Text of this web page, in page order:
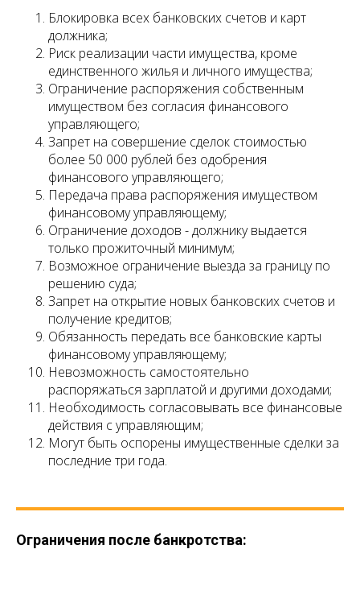
Блокировка всех банковских счетов и карт
должника;
Риск реализации части имущества, кроме
единственного жилья и личного имущества;
Ограничение распоряжения собственным
имуществом без согласия финансового
управляющего;
Запрет на совершение сделок стоимостью
более 50 000 рублей без одобрения
финансового управляющего;
Передача права распоряжения имуществом
финансовому управляющему;
Ограничение доходов - должнику выдается
только прожиточный минимум;
Возможное ограничение выезда за границу по
решению суда;
Запрет на открытие новых банковских счетов и
получение кредитов;
Обязанность передать все банковские карты
финансовому управляющему;
Невозможность самостоятельно
распоряжаться зарплатой и другими доходами;
Необходимость согласовывать все финансовые
действия с управляющим;
Могут быть оспорены имущественные сделки за
последние три года.
Ограничения после банкротства: